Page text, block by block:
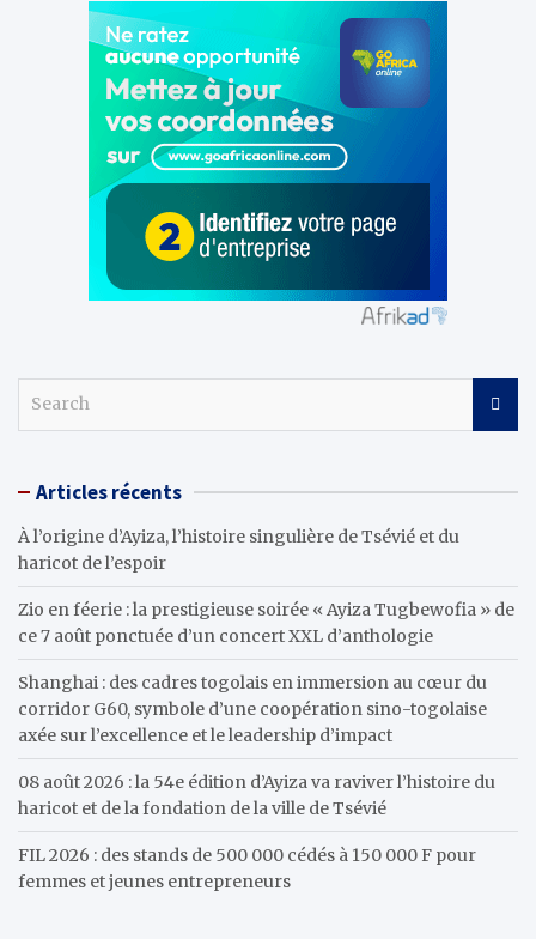
c
h
Articles récents
À l’origine d’Ayiza, l’histoire singulière de Tsévié et du
haricot de l’espoir
Zio en féerie : la prestigieuse soirée « Ayiza Tugbewofia » de
ce 7 août ponctuée d’un concert XXL d’anthologie
Shanghai : des cadres togolais en immersion au cœur du
corridor G60, symbole d’une coopération sino-togolaise
axée sur l’excellence et le leadership d’impact
08 août 2026 : la 54e édition d’Ayiza va raviver l’histoire du
haricot et de la fondation de la ville de Tsévié
FIL 2026 : des stands de 500 000 cédés à 150 000 F pour
femmes et jeunes entrepreneurs